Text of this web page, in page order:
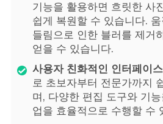
기능을 활용하면 흐릿한 사
쉽게 복원할 수 있습니다.
들림으로 인한 블러를 제거
얻을 수 있습니다.
사용자 친화적인 인터페이
로 초보자부터 전문가까지
며, 다양한 편집 도구와 기
업을 효율적으로 수행할 수